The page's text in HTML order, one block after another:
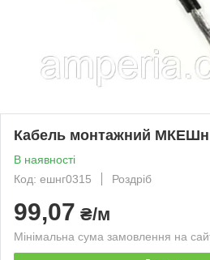
Кабель монтажний
В наявності
Код: ешнг0315
Роздріб
99,07 ₴/м
Мінімальна сума замовлення на